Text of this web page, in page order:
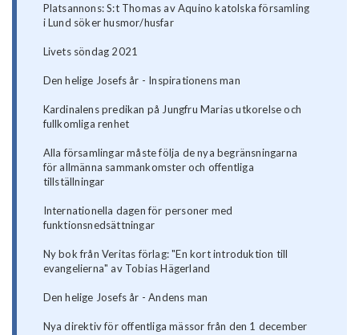
Platsannons: S:t Thomas av Aquino katolska församling
i Lund söker husmor/husfar
Livets söndag 2021
Den helige Josefs år - Inspirationens man
Kardinalens predikan på Jungfru Marias utkorelse och
fullkomliga renhet
Alla församlingar måste följa de nya begränsningarna
för allmänna sammankomster och offentliga
tillställningar
Internationella dagen för personer med
funktionsnedsättningar
Ny bok från Veritas förlag: "En kort introduktion till
evangelierna" av Tobias Hägerland
Den helige Josefs år - Andens man
Nya direktiv för offentliga mässor från den 1 december